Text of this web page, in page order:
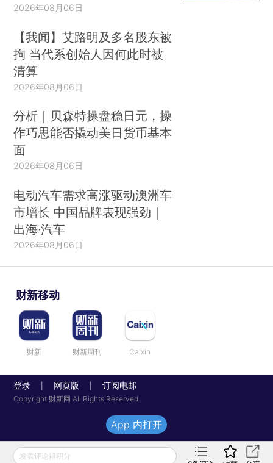
2026年08月06日
【我闻】艾路明及多名股东被
拘 当代系创始人因何此时被
清算
2026年08月06日
分析｜贝森特操盘稳日元，操
作巧思能否撬动美日货币基本
面
2026年08月06日
电动汽车需求高涨驱动澳洲车
市增长 中国品牌表现强劲｜
出海·汽车
2026年08月06日
财新移动
财新 财新周刊 Caixin
登录 网页版 订阅电邮
Copyright 财新网 All Rights Reserved
发表评论得积分
App 内打开